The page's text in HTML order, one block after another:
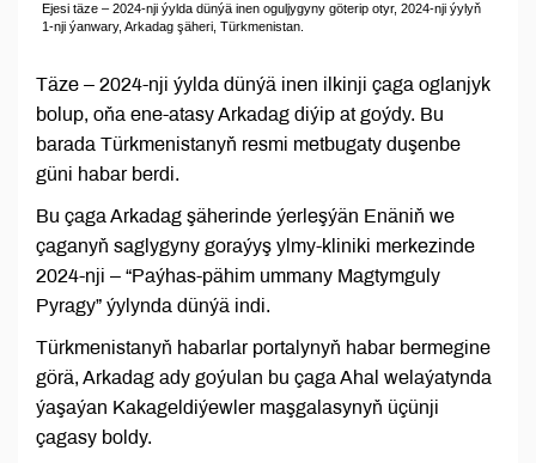
Ejesi täze – 2024-nji ýylda dünýä inen oguljygyny göterip otyr, 2024-nji ýylyň
1-nji ýanwary, Arkadag şäheri, Türkmenistan.
Täze – 2024-nji ýylda dünýä inen ilkinji çaga oglanjyk
bolup, oňa ene-atasy Arkadag diýip at goýdy. Bu
barada Türkmenistanyň resmi metbugaty duşenbe
güni habar berdi.
Bu çaga Arkadag şäherinde ýerleşýän Enäniň we
çaganyň saglygyny goraýyş ylmy-kliniki merkezinde
2024-nji – “Paýhas-pähim ummany Magtymguly
Pyragy” ýylynda dünýä indi.
Türkmenistanyň habarlar portalynyň habar bermegine
görä, Arkadag ady goýulan bu çaga Ahal welaýatynda
ýaşaýan Kakageldiýewler maşgalasynyň üçünji
çagasy boldy.